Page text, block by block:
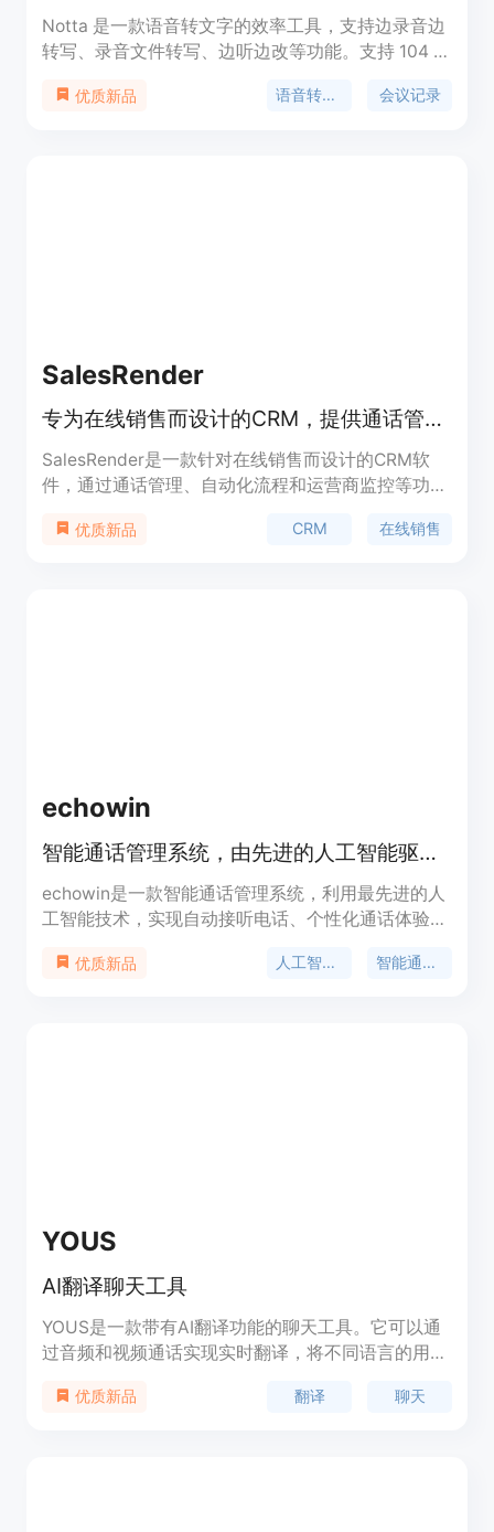
Notta 是一款语音转文字的效率工具，支持边录音边
转写、录音文件转写、边听边改等功能。支持 104 种
月会员服务。
优质新品 语音转文字 会议记录
SalesRender
专为在线销售而设计的CRM，提供通话管理、电话集成、流程自动化、运营商绩效监控和分析工具。
SalesRender是一款针对在线销售而设计的CRM软
件，通过通话管理、自动化流程和运营商监控等功
灵活的自动化触发器、多渠道沟通工具、智能AI呼叫
优质新品 CRM 在线销售
echowin
智能通话管理系统，由先进的人工智能驱动。再也不会错过电话了！
echowin是一款智能通话管理系统，利用最先进的人
工智能技术，实现自动接听电话、个性化通话体验和
话转接，与客户实现无缝连接。利用基于云的人工智
优质新品 人工智能电话 智能通话管理
YOUS
AI翻译聊天工具
YOUS是一款带有AI翻译功能的聊天工具。它可以通
过音频和视频通话实现实时翻译，将不同语言的用户
优质新品 翻译 聊天